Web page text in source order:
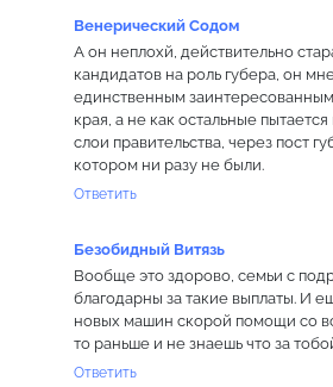
Венерический Содом
А он неплохй, действительно
кандидатов на роль губера, он
единственным
края, а не как остальные
слои правительства, через пост
котором ни разу не были.
Ответить
Безобидный Витязь
Вообще это здорово, семьи с
благодарны за такие выплаты. И
новых машин скорой помощи со
то раньше и не знаешь что за
Ответить